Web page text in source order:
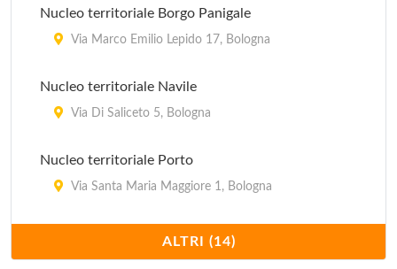
Nucleo territoriale Borgo Panigale
Via Marco Emilio Lepido 17, Bologna
Nucleo territoriale Navile
Via Di Saliceto 5, Bologna
Nucleo territoriale Porto
Via Santa Maria Maggiore 1, Bologna
Nucleo territoriale Reno
Via Battindarno 123, Bologna
ALTRI (14)